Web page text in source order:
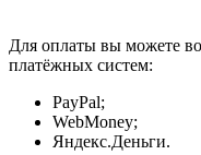
Для оплаты вы можете
платёжных систем:
PayPal;
WebMoney;
Яндекс.Деньги.